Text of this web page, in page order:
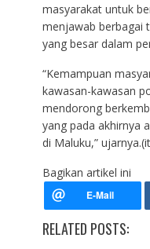
masyarakat untuk
menjawab berbagai
yang besar dalam
“Kemampuan
kawasan-kawasan
mendorong
yang pada akhirnya
di Maluku,”
Bagikan artikel ini
RELATED POSTS: